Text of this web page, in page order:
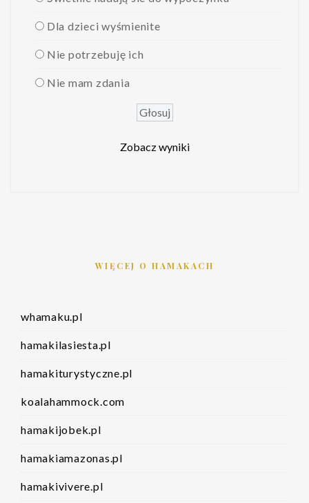
Dla dzieci wyśmienite
Nie potrzebuję ich
Nie mam zdania
Zobacz wyniki
WIĘCEJ O HAMAKACH
whamaku.pl
hamakilasiesta.pl
hamakiturystyczne.pl
koalahammock.com
hamakijobek.pl
hamakiamazonas.pl
hamakivivere.pl